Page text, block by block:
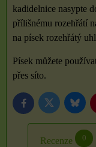
kadidelnice nasypte
přílišnému rozehřátí
na písek rozehřátý
Písek můžete
přes síto.
FacebookTwitter
Recenze 0